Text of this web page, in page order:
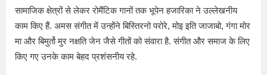
सामाजिक क्षेत्रों से लेकर रोमैंटिक गानों तक भूपेन हजारिका ने उल्लेखनीय
काम किए हैं. अमस संगीत में उन्होंने बिस्तिरनो परोरे, मोइ इति जाजाबो, गंगा मोर
मा और बिमुर्तो मुर नक्षति जेन जैसे गीतों को संवारा है. संगीत और समाज के लिए
किए गए उनके काम बेहद प्रशंसनीय रहे.